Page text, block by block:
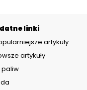
linki
artykuły
artykuły
paliw